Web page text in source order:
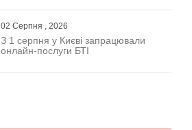
02 Серпня , 2026
З 1 серпня у Києві запрацювали
онлайн-послуги БТІ